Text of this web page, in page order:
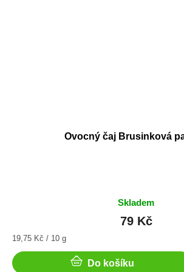
Ovocný čaj Brusinková
Skladem
79 Kč
Měrná
19,75 Kč / 10 g
Do košíku